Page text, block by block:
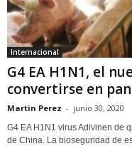
Internacional
G4 EA H1N1, el
convertirse en
Martin Perez - junio 30, 2020
G4 EA H1N1 virus Adivinen de
de China. La bioseguridad de